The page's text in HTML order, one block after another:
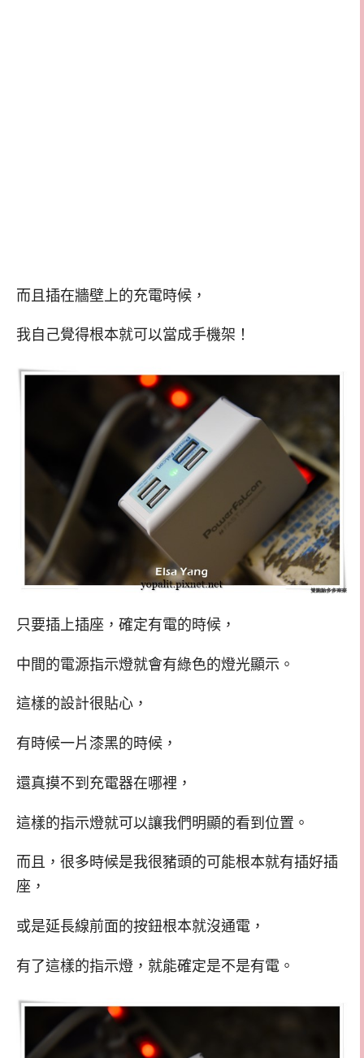
而且插在牆壁上的充電時候，
我自己覺得根本就可以當成手機架！
只要插上插座，確定有電的時候，
中間的電源指示燈就會有綠色的燈光顯示。
這樣的設計很貼心，
有時候一片漆黑的時候，
還真摸不到充電器在哪裡，
這樣的指示燈就可以讓我們明顯的看到位置。
而且，很多時候是我很豬頭的可能根本就有插好插
座，
或是延長線前面的按鈕根本就沒通電，
有了這樣的指示燈，就能確定是不是有電。